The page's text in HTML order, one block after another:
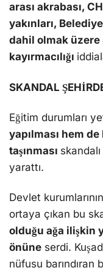
arası akrabası,
yakınları,
dahil olmak
kayırmacılığı
SKANDAL
Eğitim durumları
yapılması hem
taşınması
yarattı.
Devlet
ortaya çıkan bu
olduğu ağa ilişkin
önüne serdi.
nüfusu barındıran